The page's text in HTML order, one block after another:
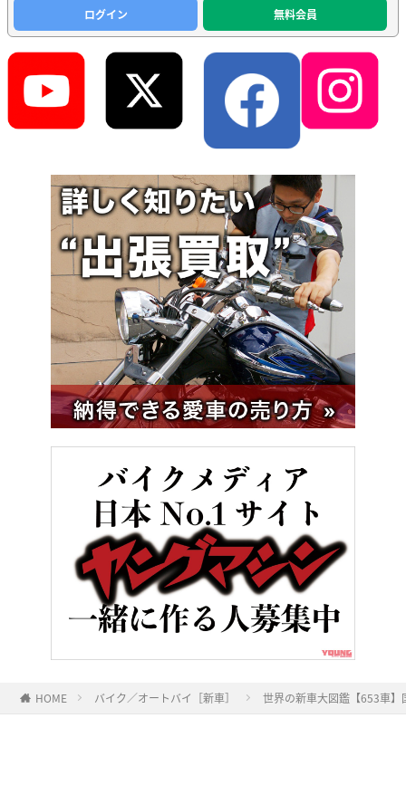
ログイン
無料会員
HOME バイク／オートバイ［新車］ 世界の新車大図鑑【653車